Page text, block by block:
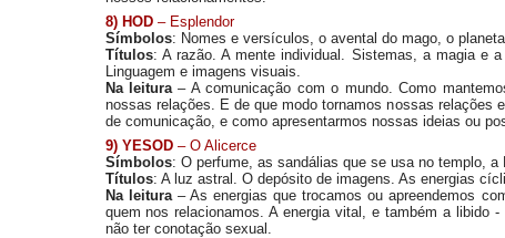
8) HOD – Esplendor
Símbolos: Nomes e versículos, o avental do mago, o
Títulos: A razão. A mente individual. Sistemas, a magia e
Linguagem e imagens visuais.
Na leitura– A comunicação com o mundo. Como
nossas relações. E de que modo tornamos nossas relações
de comunicação, e como apresentarmos nossas ideias ou
9) YESOD – O Alicerce
Símbolos: O perfume, as sandálias que se usa no templo, a
Títulos: A luz astral. O depósito de imagens. As energias
Na leitura– As energias que trocamos ou apreendemos
quem nos relacionamos. A energia vital, e também a libido
não ter conotação sexual.